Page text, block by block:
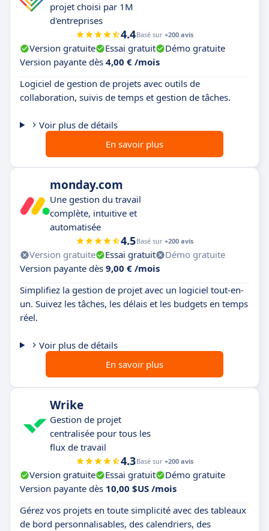
projet choisi par 1M
d'entreprises
4.4Basé sur +200 avis
Version gratuite Essai gratuit
Démo gratuite
Version payante dès 4,00 € /mois
Logiciel de gestion de projets avec outils de
collaboration, suivis de temps et gestion de tâches.
Voir plus de détails
En savoir plus
monday.com
Une gestion du travail
complète, intuitive et
automatisée
4.5Basé sur +200 avis
Version gratuite Essai gratuit
Démo gratuite
Version payante dès 9,00 € /mois
Simplifiez la gestion de projet avec un logiciel tout-en-
un. Suivez les tâches, les délais et les budgets en temps
réel.
Voir plus de détails
En savoir plus
Wrike
Gestion de projet
centralisée pour tous les
flux de travail
4.3Basé sur +200 avis
Version gratuite Essai gratuit
Démo gratuite
Version payante dès 10,00 $US /mois
Gérez vos projets en toute simplicité avec des tableaux
de bord personnalisables, des calendriers, des